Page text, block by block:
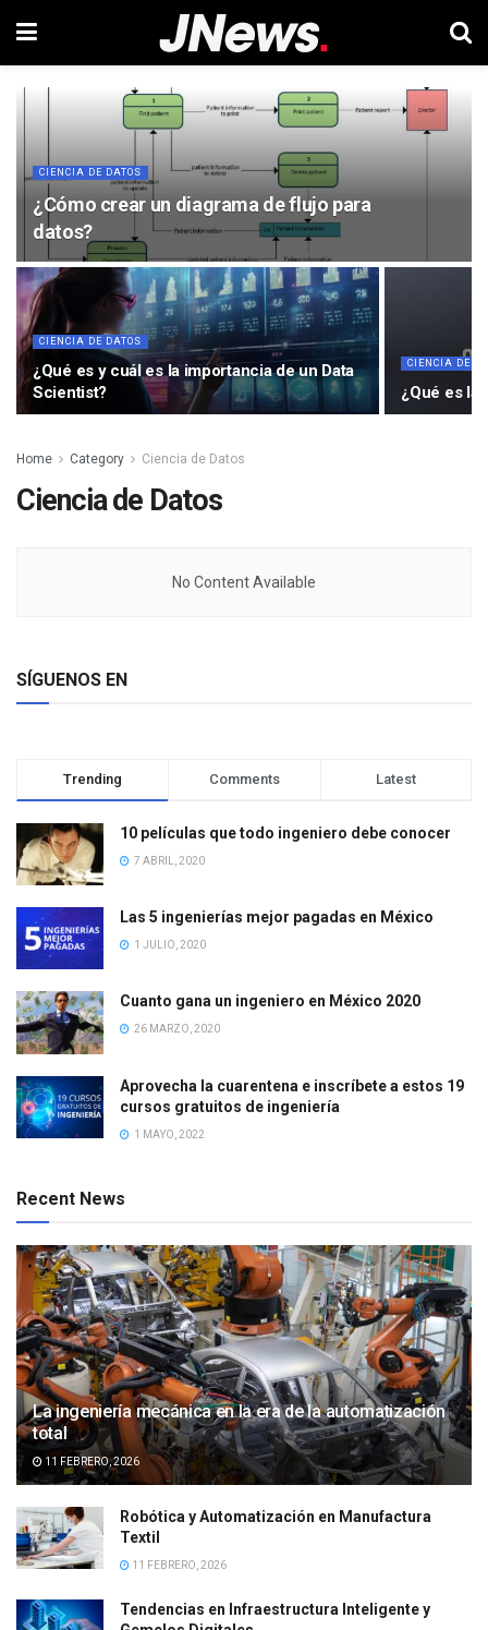
CIENCIA DE DATOS
¿Cómo crear un diagrama de flujo para
datos?
CIENCIA DE DATOS
¿Qué es y cuál es la importancia de un Data
Scientist?
CIENCIA DE
¿Qué es la
Home Category Ciencia de Datos
Ciencia de Datos
No Content Available
SÍGUENOS EN
Trending Comments Latest
10 películas que todo ingeniero debe conocer
7 ABRIL, 2020
Las 5 ingenierías mejor pagadas en México
1 JULIO, 2020
Cuanto gana un ingeniero en México 2020
26 MARZO, 2020
Aprovecha la cuarentena e inscríbete a estos 19
cursos gratuitos de ingeniería
1 MAYO, 2022
Recent News
La ingeniería mecánica en la era de la automatización
total
11 FEBRERO, 2026
Robótica y Automatización en Manufactura
Textil
11 FEBRERO, 2026
Tendencias en Infraestructura Inteligente y